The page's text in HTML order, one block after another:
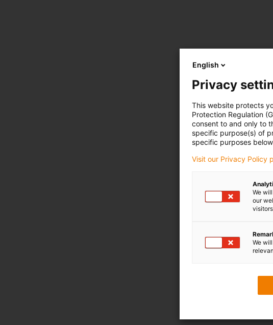
English
Privacy
This website protects
Protection Regulation
consent to and only to
specific purpose(s) of
specific purposes
Visit our Privacy Policy
We
our
We